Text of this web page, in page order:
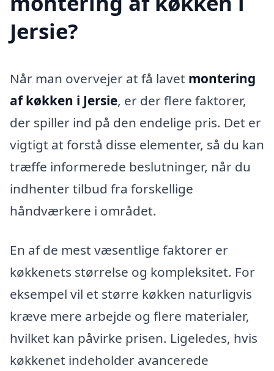
Jersie?
Når man overvejer at få lavet montering
af køkken i Jersie, er der flere faktorer,
der spiller ind på den endelige pris. Det er
vigtigt at forstå disse elementer, så du kan
træffe informerede beslutninger, når du
indhenter tilbud fra forskellige
håndværkere i området.
En af de mest væsentlige faktorer er
køkkenets størrelse og kompleksitet. For
eksempel vil et større køkken naturligvis
kræve mere arbejde og flere materialer,
hvilket kan påvirke prisen. Ligeledes, hvis
køkkenet indeholder avancerede